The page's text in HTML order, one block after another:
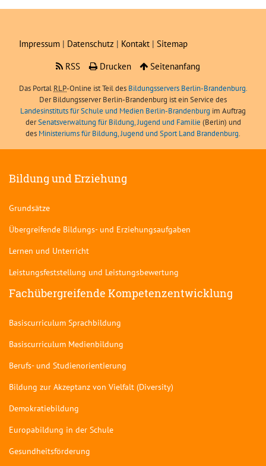
Impressum | Datenschutz | Kontakt | Sitemap
RSS
Drucken Seitenanfang
Das Portal RLP-Online ist Teil des Bildungsservers Berlin-Brandenburg.
Der Bildungsserver Berlin-Brandenburg ist ein Service des
Landesinstituts für Schule und Medien Berlin-Brandenburg im Auftrag
derSenatsverwaltung für Bildung, Jugend und Familie (Berlin) und
des Ministeriums für Bildung, Jugend und Sport Land Brandenburg.
Bildung und Erziehung
Grundsätze
Übergreifende Bildungs- und Erziehungsaufgaben
Lernen und Unterricht
Leistungsfeststellung und Leistungsbewertung
Fachübergreifende Kompetenzentwicklung
Basiscurriculum Sprachbildung
Basiscurriculum Medienbildung
Berufs- und Studienorientierung
Bildung zur Akzeptanz von Vielfalt (Diversity)
Demokratiebildung
Europabildung in der Schule
Gesundheitsförderung